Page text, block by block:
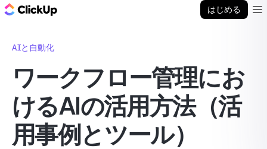
はじめる
AIと自動化
ワークフロー管理にお
けるAIの活用方法（活
用事例とツール）